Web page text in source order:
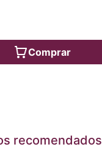
Comprar
recomendados